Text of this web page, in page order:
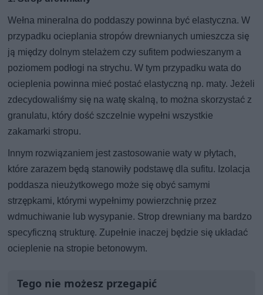
Wełna mineralna do poddaszy powinna być elastyczna. W
przypadku ocieplania stropów drewnianych umieszcza się
ją między dolnym stelażem czy sufitem podwieszanym a
poziomem podłogi na strychu. W tym przypadku wata do
ocieplenia powinna mieć postać elastyczną np. maty. Jeżeli
zdecydowaliśmy się na watę skalną, to można skorzystać z
granulatu, który dość szczelnie wypełni wszystkie
zakamarki stropu.
Innym rozwiązaniem jest zastosowanie waty w płytach,
które zarazem będą stanowiły podstawę dla sufitu. Izolacja
poddasza nieużytkowego może się obyć samymi
strzępkami, którymi wypełnimy powierzchnię przez
wdmuchiwanie lub wysypanie. Strop drewniany ma bardzo
specyficzną strukturę. Zupełnie inaczej będzie się układać
ocieplenie na stropie betonowym.
Tego nie możesz przegapić